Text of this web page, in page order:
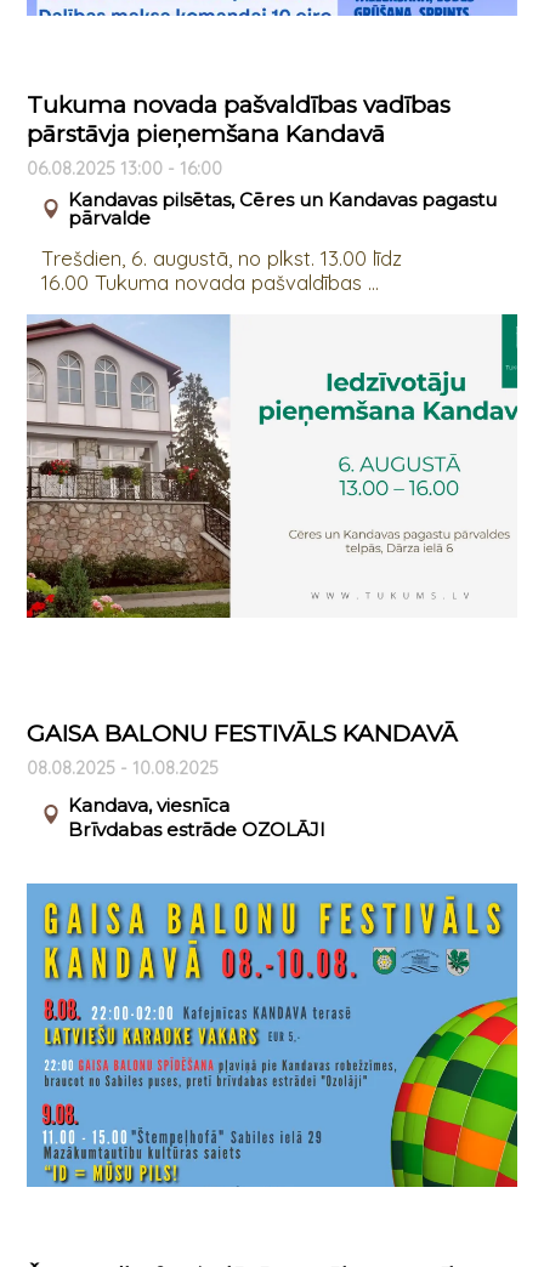
Tukuma novada pašvaldības vadības
pārstāvja pieņemšana Kandavā
06.08.2025 13:00 - 16:00
Kandavas pilsētas, Cēres un Kandavas pagastu
pārvalde
Trešdien, 6. augustā, no plkst. 13.00 līdz
16.00 Tukuma novada pašvaldības ...
GAISA BALONU FESTIVĀLS KANDAVĀ
08.08.2025 - 10.08.2025
Kandava, viesnīca
Brīvdabas estrāde OZOLĀJI